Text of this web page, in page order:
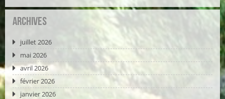
Archives
juillet 2026
mai 2026
avril 2026
février 2026
janvier 2026